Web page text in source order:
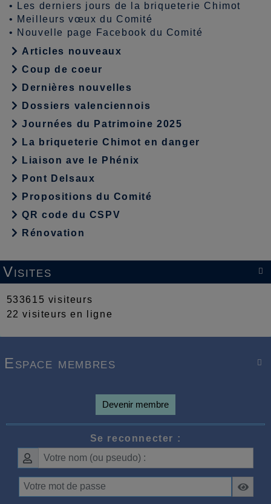
•
Les derniers jours de la briqueterie Chimot
• Meilleurs vœux du Comité
• Nouvelle page Facebook du Comité
Articles nouveaux
Coup de coeur
Dernières nouvelles
Dossiers valenciennois
Journées du Patrimoine 2025
La briqueterie Chimot en danger
Liaison ave le Phénix
Pont Delsaux
Propositions du Comité
QR code du CSPV
Rénovation

Visites
533615 visiteurs
22 visiteurs en ligne

Espace membres
Devenir membre
Se reconnecter :